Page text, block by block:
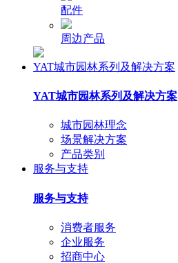
配件
周边产品
YAT城市园林系列及解决方案
YAT城市园林系列及解决方案
城市园林理念
场景解决方案
产品类别
服务与支持
服务与支持
消费者服务
企业服务
招商中心